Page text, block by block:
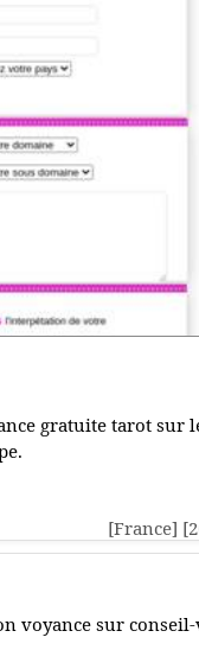
gratuite tarot sur
[France]
voyance sur